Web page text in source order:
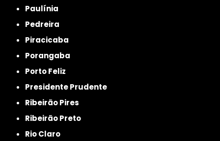
Paulínia
Pedreira
Piracicaba
Porangaba
Porto Feliz
Presidente Prudente
Ribeirão Pires
Ribeirão Preto
Rio Claro